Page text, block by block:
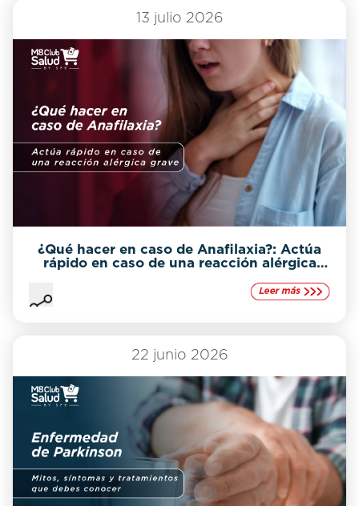
13 julio 2026
¿Qué hacer en caso de Anafilaxia?: Actúa
rápido en caso de una reacción alérgica
22 junio 2026